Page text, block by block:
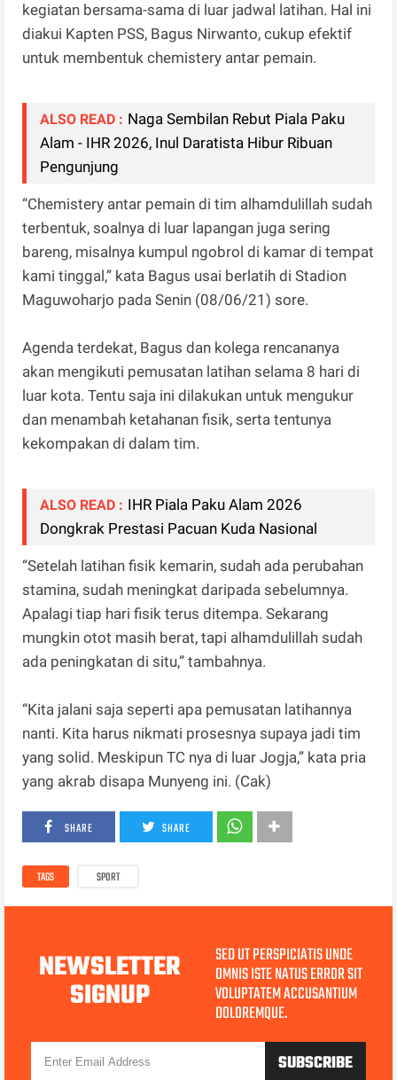
kegiatan bersama-sama di luar jadwal latihan. Hal ini
diakui Kapten PSS, Bagus Nirwanto, cukup efektif
untuk membentuk chemistery antar pemain.
ALSO READ : Naga Sembilan Rebut Piala Paku
Alam - IHR 2026, Inul Daratista Hibur Ribuan
Pengunjung
“Chemistery antar pemain di tim alhamdulillah sudah
terbentuk, soalnya di luar lapangan juga sering
bareng, misalnya kumpul ngobrol di kamar di tempat
kami tinggal,” kata Bagus usai berlatih di Stadion
Maguwoharjo pada Senin (08/06/21) sore.
Agenda terdekat, Bagus dan kolega rencananya
akan mengikuti pemusatan latihan selama 8 hari di
luar kota. Tentu saja ini dilakukan untuk mengukur
dan menambah ketahanan fisik, serta tentunya
kekompakan di dalam tim.
ALSO READ : IHR Piala Paku Alam 2026
Dongkrak Prestasi Pacuan Kuda Nasional
“Setelah latihan fisik kemarin, sudah ada perubahan
stamina, sudah meningkat daripada sebelumnya.
Apalagi tiap hari fisik terus ditempa. Sekarang
mungkin otot masih berat, tapi alhamdulillah sudah
ada peningkatan di situ,” tambahnya.
“Kita jalani saja seperti apa pemusatan latihannya
nanti. Kita harus nikmati prosesnya supaya jadi tim
yang solid. Meskipun TC nya di luar Jogja,” kata pria
yang akrab disapa Munyeng ini. (Cak)
SHARE SHARE
TAGS SPORT
NEWSLETTER
SIGNUP
SED UT PERSPICIATIS UNDE
OMNIS ISTE NATUS ERROR SIT
VOLUPTATEM ACCUSANTIUM
DOLOREMQUE.